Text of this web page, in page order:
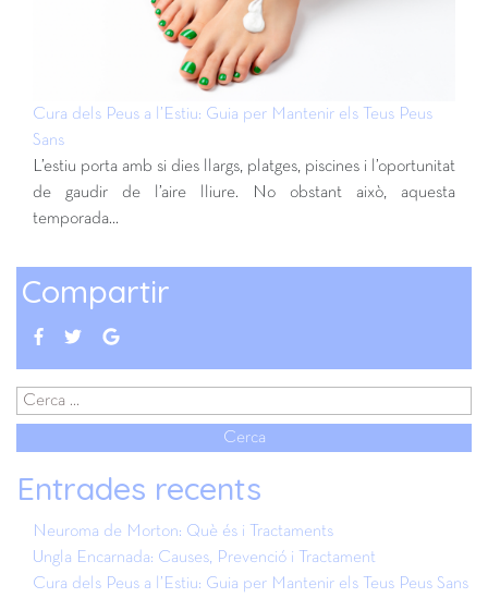
Cura dels Peus a l’Estiu: Guia per Mantenir els Teus Peus
Sans
L’estiu porta amb si dies llargs, platges, piscines i l’oportunitat
de gaudir de l’aire lliure. No obstant això, aquesta
temporada…
Compartir
Entrades recents
Neuroma de Morton: Què és i Tractaments
Ungla Encarnada: Causes, Prevenció i Tractament
Cura dels Peus a l’Estiu: Guia per Mantenir els Teus Peus Sans